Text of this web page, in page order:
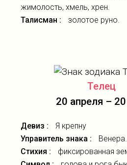
жимолость, хмель, хрен.
Талисман :
золотое руно.
Телец
20 апреля –
Девиз :
Я крепну
Управитель знака :
Венера.
Стихия :
фиксированная